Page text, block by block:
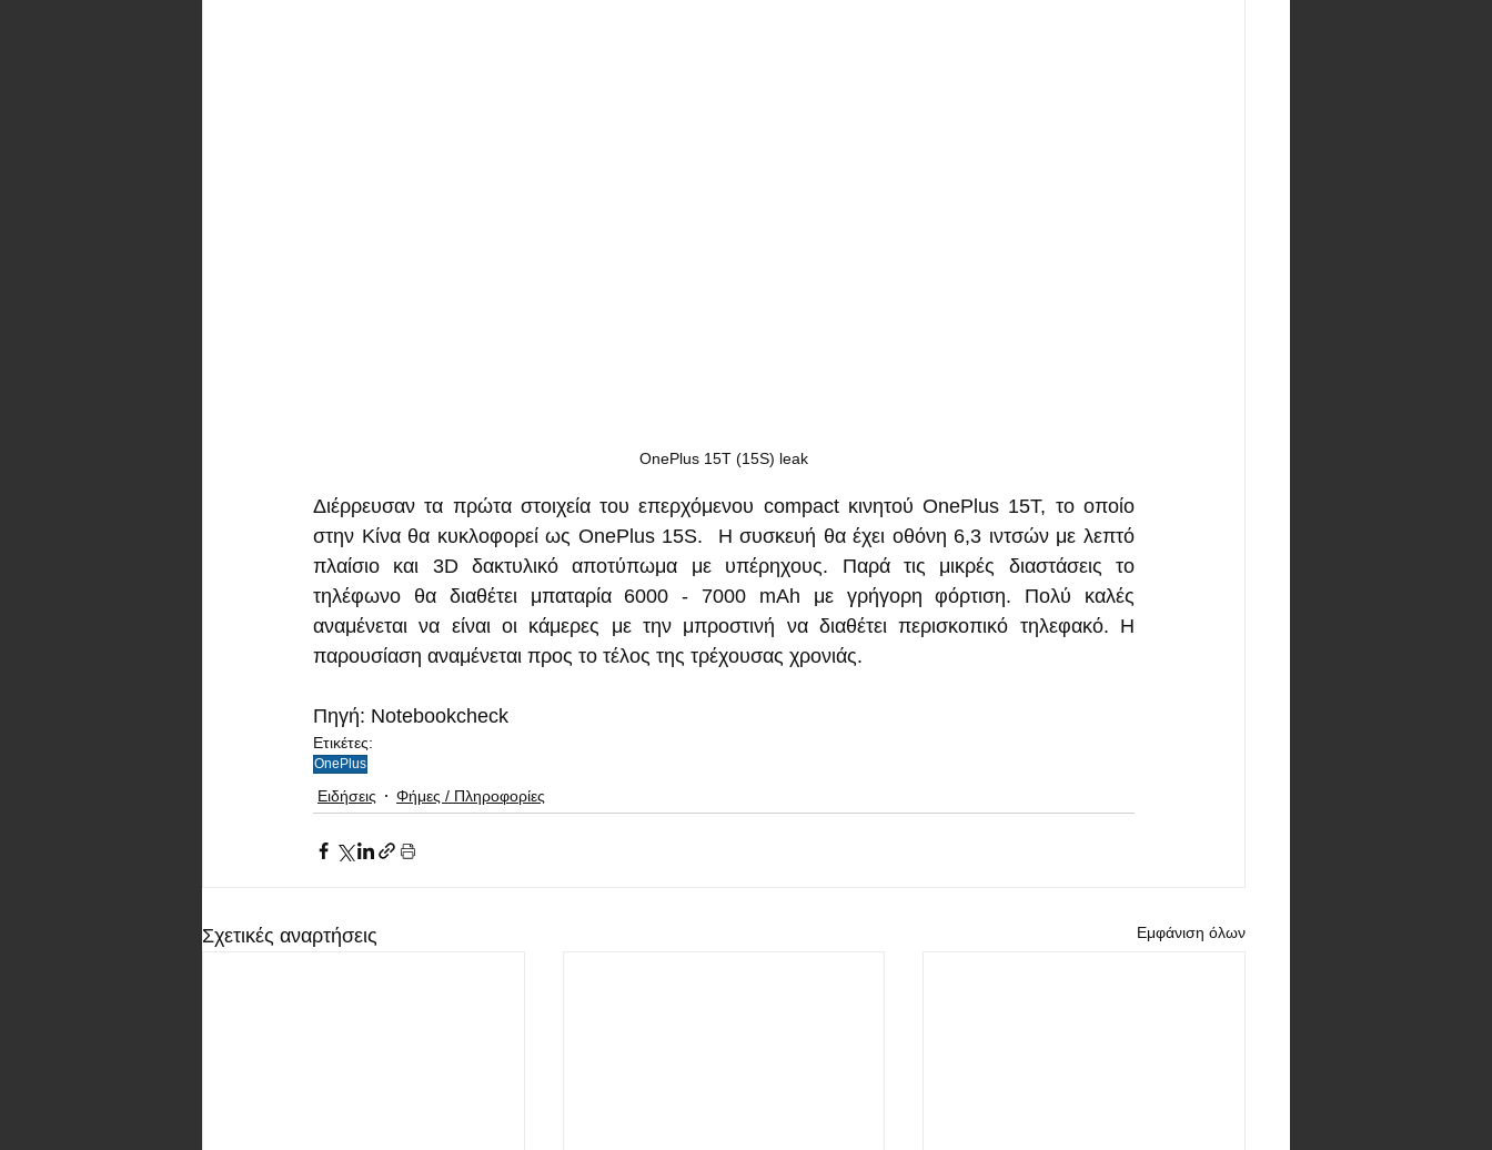
OnePlus 15T (15S) leak
Διέρρευσαν τα πρώτα στοιχεία του επερχόμενου compact κινητού OnePlus 15T, το οποίο
στην Κίνα θα κυκλοφορεί ως OnePlus 15S.  Η συσκευή θα έχει οθόνη 6,3 ιντσών με λεπτό
πλαίσιο και 3D δακτυλικό αποτύπωμα με υπέρηχους. Παρά τις μικρές διαστάσεις το
τηλέφωνο θα διαθέτει μπαταρία 6000 - 7000 mAh με γρήγορη φόρτιση. Πολύ καλές
αναμένεται να είναι οι κάμερες με την μπροστινή να διαθέτει περισκοπικό τηλεφακό. Η
παρουσίαση αναμένεται προς το τέλος της τρέχουσας χρονιάς.
Πηγή: Notebookcheck
Ετικέτες:
OnePlus
Ειδήσεις Φήμες / Πληροφορίες
Σχετικές αναρτήσεις Εμφάνιση όλων